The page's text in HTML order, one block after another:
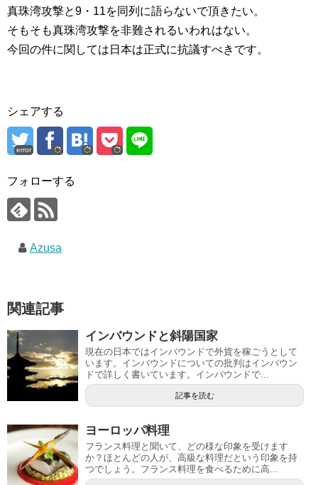
真珠湾攻撃と9・11を同列に語らないで頂きたい。
そもそも真珠湾攻撃を非難されるいわれはない。
今回の件に関しては日本は正式に抗議すべきです。
シェアする
error
フォローする
Azusa
関連記事
インバウンドと斜陽国家
現在の日本ではインバウンドで外貨を稼ごうとして
います。インバウンドについての批判はインバウン
ドで詳しく書いています。インバウンドで...
記事を読む
ヨーロッパ料理
フランス料理と聞いて、どの様な印象を受けます
か？ほとんどの人が、高級な料理だという印象を持
つでしょう。フランス料理を食べるために高...